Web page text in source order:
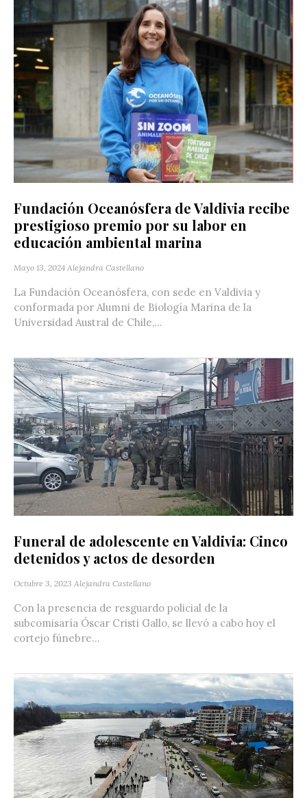
Fundación Oceanósfera de Valdivia recibe
prestigioso premio por su labor en
educación ambiental marina
Mayo 13, 2024 Alejandra Castellano
La Fundación Oceanósfera, con sede en Valdivia y
conformada por Alumni de Biología Marina de la
Universidad Austral de Chile,...
Funeral de adolescente en Valdivia: Cinco
detenidos y actos de desorden
Octubre 3, 2023 Alejandra Castellano
Con la presencia de resguardo policial de la
subcomisaría Óscar Cristi Gallo, se llevó a cabo hoy el
cortejo fúnebre...